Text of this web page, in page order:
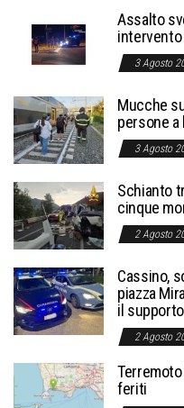
Assalto
intervento
3 Agosto
Mucche
persone a
3 Agosto
Schianto
cinque
2 Agosto
Cassino,
piazza
il
2 Agosto
Terremoto
feriti